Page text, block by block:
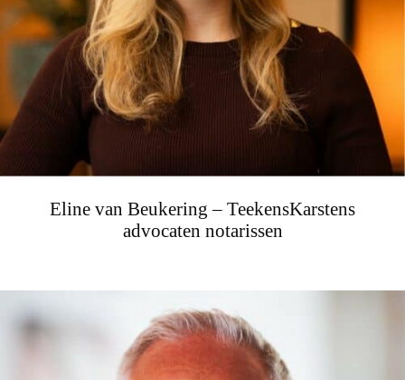
Eline van Beukering – TeekensKarstens
advocaten notarissen